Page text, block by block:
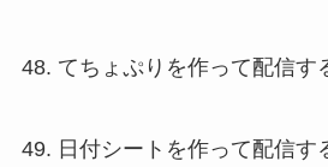
48. てちょぷりを作って配信す
49. 日付シートを作って配信す